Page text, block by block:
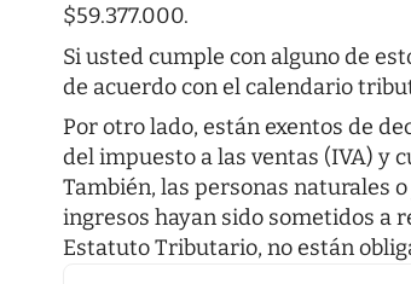
$59.377.000.
Si usted cumple con alguno de
de acuerdo con el calendario
Por otro lado, están exentos de
del impuesto a las ventas (IVA) y
También, las personas naturales
ingresos hayan sido sometidos a
Estatuto Tributario, no están